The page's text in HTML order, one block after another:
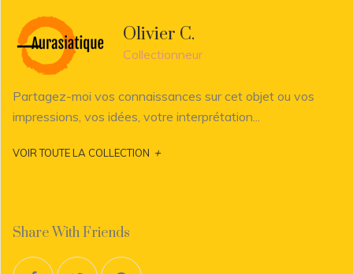
Olivier C.
Collectionneur
Partagez-moi vos connaissances sur cet objet ou vos
impressions, vos idées, votre interprétation...
VOIR TOUTE LA COLLECTION +
Share With Friends